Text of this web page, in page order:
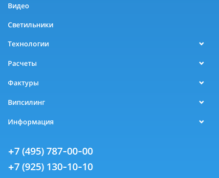
Видео
Светильники
Технологии
Расчеты
Фактуры
Випсилинг
Информация
+7 (495) 787-00-00
+7 (925) 130-10-10